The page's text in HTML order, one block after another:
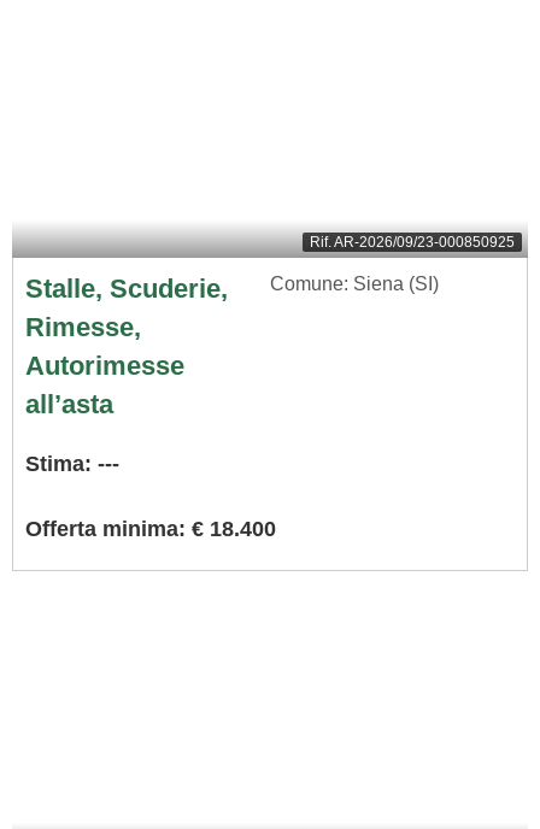
Rif.AR-2026/09/23-000850925
Stalle, Scuderie,
Rimesse,
Autorimesse
all’asta
Comune: Siena (SI)
Stima: ---
Offerta minima: € 18.400